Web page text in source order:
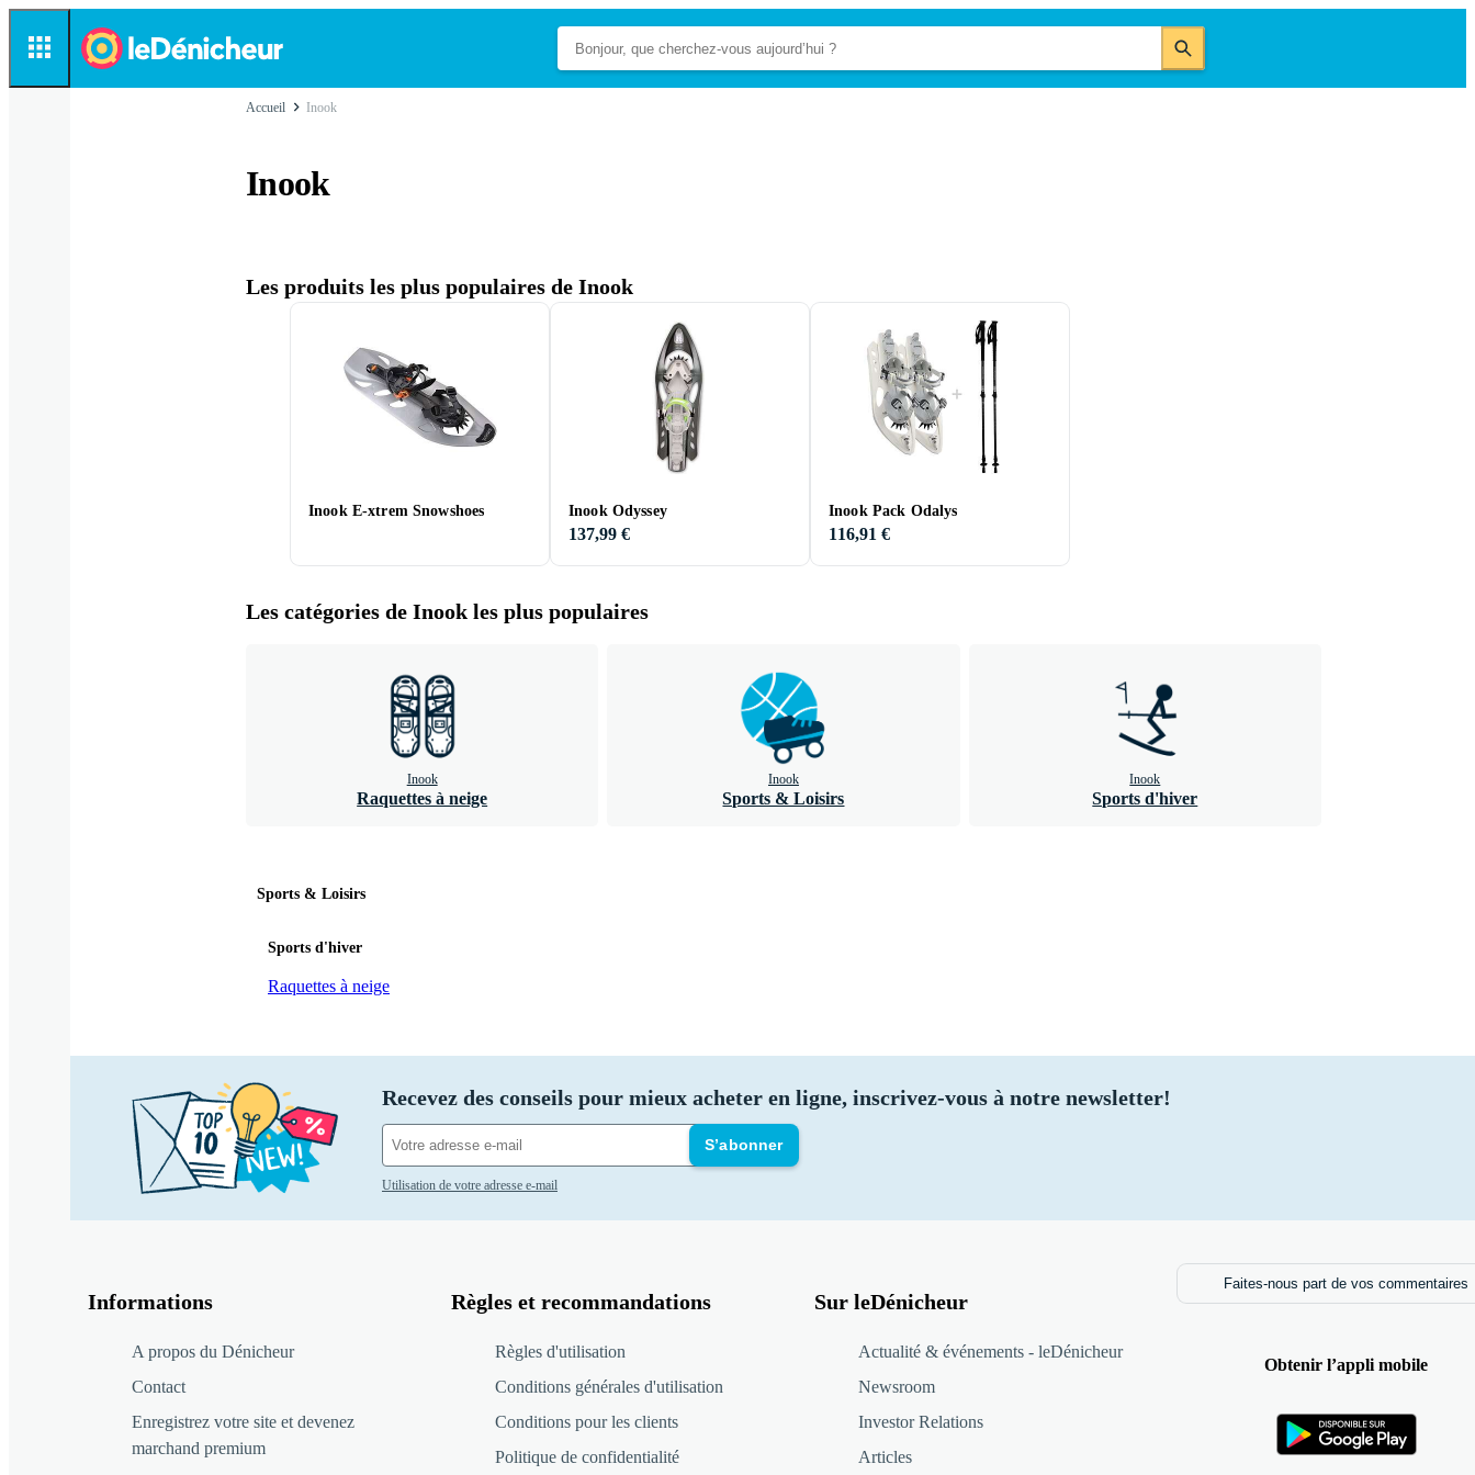
Accueil Inook
Inook
Les produits les plus populaires de Inook
Inook E-xtrem Snowshoes Inook Odyssey
137,99 €
Inook Pack Odalys
116,91 €
Les catégories de Inook les plus populaires
Inook
Raquettes à neige
Inook
Sports & Loisirs
Inook
Sports d'hiver
Sports & Loisirs
Sports d'hiver
Raquettes à neige
Recevez des conseils pour mieux acheter en ligne, inscrivez-vous à notre newsletter!
S’abonner
Utilisation de votre adresse e-mail
Informations
A propos du Dénicheur
Contact
Enregistrez votre site et devenez
marchand premium
Règles et recommandations
Règles d'utilisation
Conditions générales d'utilisation
Conditions pour les clients
Politique de confidentialité
Sur leDénicheur
Actualité & événements - leDénicheur
Newsroom
Investor Relations
Articles
Faites-nous part de vos commentaires
Obtenir l’appli mobile